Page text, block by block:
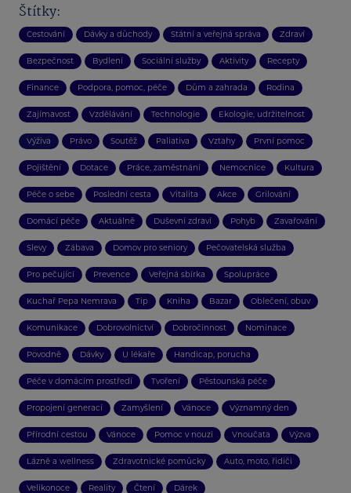
Štítky:
Cestování Dávky a důchody Státní a veřejná správa Zdraví
Bezpečnost Bydlení Sociální služby Aktivity Recepty
Finance Podpora, pomoc, péče Dům a zahrada Rodina
Zajímavost Vzdělávání Technologie Ekologie, udržitelnost
Výživa Právo Soutěž Paliativa Vztahy První pomoc
Pojištění Dotace Práce, zaměstnání Nemocnice Kultura
Péče o sebe Poslední cesta Vitalita Akce Grilování
Domácí péče Aktuálně Duševní zdraví Pohyb Zavařování
Slevy Zábava Domov pro seniory Pečovatelská služba
Pro pečující Prevence Veřejná sbírka Spolupráce
Kuchař Pepa Nemrava Tip Kniha Bazar Oblečení, obuv
Komunikace Dobrovolnictví Dobročinnost Nominace
Povodně Dávky U lékaře Handicap, porucha
Péče v domácím prostředí Tvoření Pěstounská péče
Propojení generací Zamyšlení Vánoce Významný den
Přírodní cestou Vánoce Pomoc v nouzi Vnoučata Výzva
Lázně a wellness Zdravotnické pomůcky Auto, moto, řidiči
Velikonoce Reality Čtení Dárek